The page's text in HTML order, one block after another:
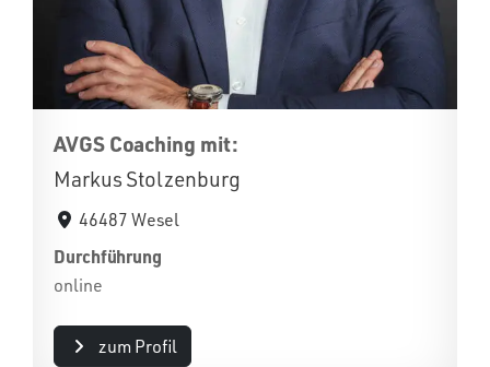
AVGS Coaching mit:
Markus Stolzenburg
46487 Wesel
Durchführung
online
zum Profil